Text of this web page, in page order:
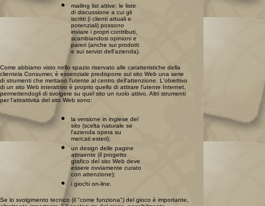
mailing list attive: le liste
di discussione a cui gli
iscritti (i clienti attuali e
potenziali) possono
inviare i propri contributi,
scambiandosi opinioni e
pareri (anche sui prodotti
e sui servizi dell'azienda).
Come abbiamo visto nello spazio riservato alle caratteristiche della
clientela Consumer, è essenziale predisporre sul sito Web una serie
di strumenti che mettano l'utente al centro dell'attenzione. L'obiettivo
di un sito Web interattivo è proprio quello di attirare l'utente Internet,
permettendogli di svolgere su quel sito un ruolo attivo. Altri strumenti
per l'attrattività del sito Web sono:
la versione in inglese del
sito (scelta naturale se
l'azienda opera su
mercati esteri);
un design delle pagine
attraente (il progetto
grafico del sito Web deve
essere ovviamente curato
con attenzione);
i giochi on-line.
Se lo svolgimento tecnico (il "come funziona") del gioco è importante,